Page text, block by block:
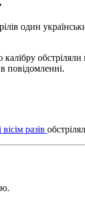
один
повідомленні.
разів